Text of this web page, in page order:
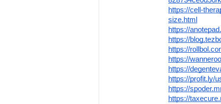
https://cell-
size.html
https://
https://
https://
https://
https://
https://profit.ly/
https://
https://